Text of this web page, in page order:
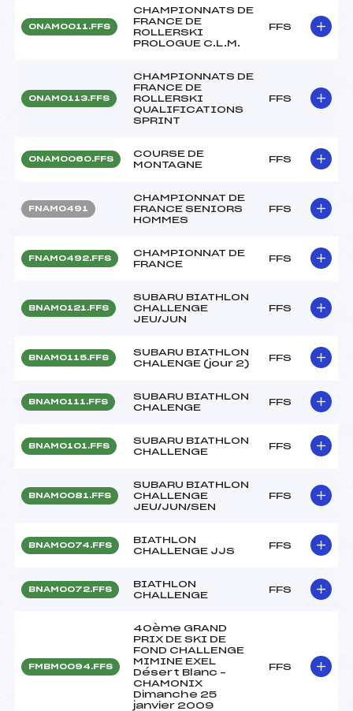
ONAM0011.FFS
CHAMPIONNATS DE
FRANCE DE
ROLLERSKI
PROLOGUE C.L.M.
FFS
ONAM0113.FFS
CHAMPIONNATS DE
FRANCE DE
ROLLERSKI
QUALIFICATIONS
SPRINT
FFS
ONAM0060.FFS
COURSE DE
MONTAGNE
FFS
FNAM0491
CHAMPIONNAT DE
FRANCE SENIORS
HOMMES
FFS
FNAM0492.FFS
CHAMPIONNAT DE
FRANCE
FFS
BNAM0121.FFS
SUBARU BIATHLON
CHALLENGE
JEU/JUN
FFS
BNAM0115.FFS
SUBARU BIATHLON
CHALENGE (jour 2)
FFS
BNAM0111.FFS
SUBARU BIATHLON
CHALENGE
FFS
BNAM0101.FFS
SUBARU BIATHLON
CHALLENGE
FFS
BNAM0081.FFS
SUBARU BIATHLON
CHALLENGE
JEU/JUN/SEN
FFS
BNAM0074.FFS
BIATHLON
CHALLENGE JJS
FFS
BNAM0072.FFS
BIATHLON
CHALLENGE
FFS
FMBM0094.FFS
40ème GRAND
PRIX DE SKI DE
FOND CHALLENGE
MIMINE EXEL
Désert Blanc –
CHAMONIX
Dimanche 25
janvier 2009
FFS